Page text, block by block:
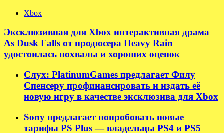
Xbox
Эксклюзивная для Xbox интерактивная драма
As Dusk Falls от продюсера Heavy Rain
удостоилась похвалы и хороших оценок
Слух: PlatinumGames предлагает Филу
Спенсеру профинансировать и издать её
новую игру в качестве эксклюзива для Xbox
Sony предлагает попробовать новые
тарифы PS Plus — владельцы PS4 и PS5